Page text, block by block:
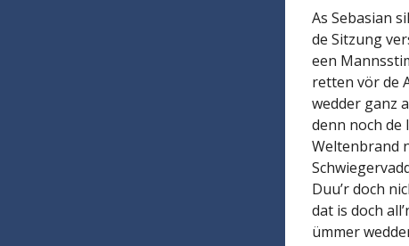
As Sebasian
de Sitzung
een
retten vör de
wedder ganz
denn noch de
Weltenbrand
Duu’r doch
dat is doch
ümmer